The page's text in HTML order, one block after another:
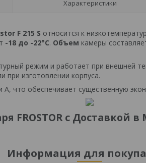
Характеристики
F 215 S относится к
-18 до -22°C. Объем камеры
режим и работает при внешней
при изготовлении корпуса.
А, что обеспечивает существенную
FROSTOR с Доставкой
Информация для